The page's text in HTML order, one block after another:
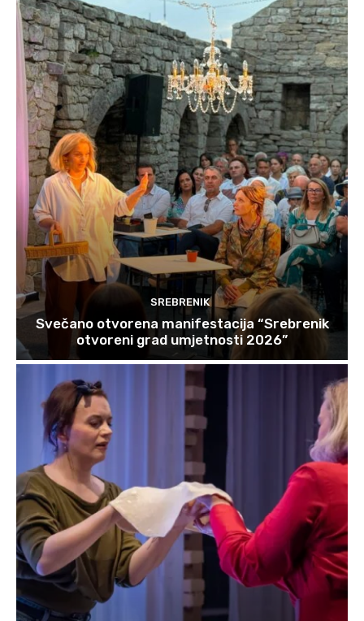
SREBRENIK
Svečano otvorena manifestacija “Srebrenik
otvoreni grad umjetnosti 2026”